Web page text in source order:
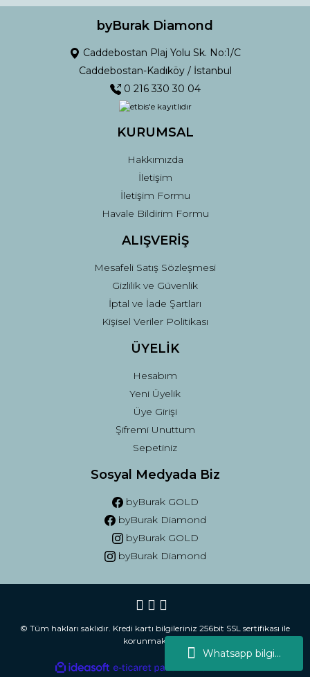
Whatsapp bilgi...
Ürün fiyatı diğer sitelerden daha pahalı.
Gönder
byBurak Diamond
Caddebostan Plaj Yolu Sk. No:1/C
Caddebostan-Kadıköy / İstanbul
0 216 330 30 04
KURUMSAL
Hakkımızda
İletişim
İletişim Formu
Havale Bildirim Formu
ALIŞVERİŞ
Mesafeli Satış Sözleşmesi
Gizlilik ve Güvenlik
İptal ve İade Şartları
Kişisel Veriler Politikası
ÜYELİK
Hesabım
Yeni Üyelik
Üye Girişi
Şifremi Unuttum
Sepetiniz
Sosyal Medyada Biz
byBurak GOLD
byBurak Diamond
byBurak GOLD
byBurak Diamond
© Tüm hakları saklıdır. Kredi kartı bilgileriniz 256bit SSL sertifikası ile
korunmaktadır.
ideasoft